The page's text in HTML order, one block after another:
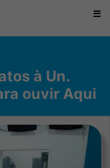
☰
à Un.
ouvir Aqui